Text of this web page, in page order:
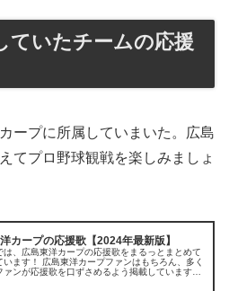
ていたチームの応援
ープに所属していまいた。広島
てプロ野球観戦を楽しみましょ
カープの応援歌【2024年最新版】
は、広島東洋カープの応援歌をまるっとまとめて
います！ 広島東洋カープファンはもちろん、多く
ァンが応援歌を口ずさめるよう掲載していますの